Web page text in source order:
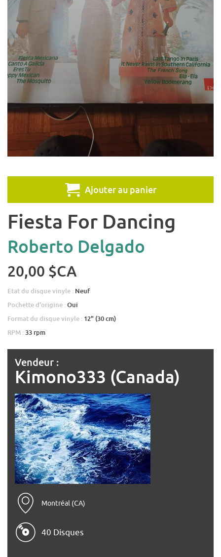
Ajouter au panier
Fiesta For Dancing
Roberto Delgado
20,00 $CA
Etat du disque vinyle : Neuf
Pochette d'origine :Oui
Format du disque vinyle : 12" (30 cm)
RPM :33 rpm
Vendeur :
Kimono333 (Canada)
Montréal (CA)
40 Disques